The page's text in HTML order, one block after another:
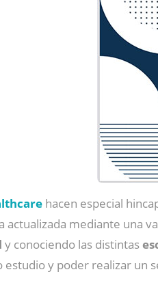
hacen especial
actualizada mediante una
y conociendo las distintas
y poder realizar un